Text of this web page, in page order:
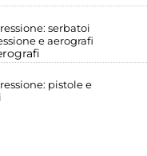
serbatoi
e aerografi
pistole e